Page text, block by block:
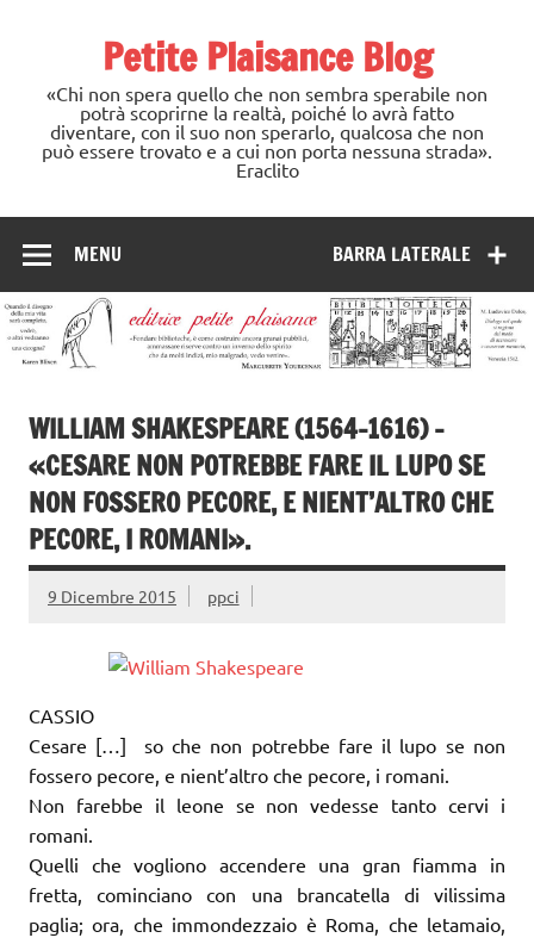
Petite Plaisance Blog
«Chi non spera quello che non sembra sperabile non
potrà scoprirne la realtà, poiché lo avrà fatto
diventare, con il suo non sperarlo, qualcosa che non
può essere trovato e a cui non porta nessuna strada».
Eraclito
BARRA LATERALE
MENU
WILLIAM SHAKESPEARE (1564-1616) –
«CESARE NON POTREBBE FARE IL LUPO SE
NON FOSSERO PECORE, E NIENT’ALTRO CHE
PECORE, I ROMANI».
9 Dicembre 2015 ppci
CASSIO
Cesare […] so che non potrebbe fare il lupo se non
fossero pecore, e nient’altro che pecore, i romani.
Non farebbe il leone se non vedesse tanto cervi i
romani.
Quelli che vogliono accendere una gran fiamma in
fretta, cominciano con una brancatella di vilissima
paglia; ora, che immondezzaio è Roma, che letamaio,